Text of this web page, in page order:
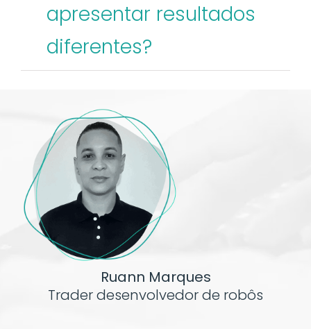
apresentar resultados
diferentes?
Ruann Marques
Trader desenvolvedor de robôs